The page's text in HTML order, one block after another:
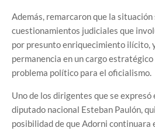
Además, remarcaron que la situación
cuestionamientos judiciales que
por presunto enriquecimiento ilícito,
permanencia en un cargo estratégico
problema político para el oficialismo.
Uno de los dirigentes que se expresó
diputado nacional Esteban Paulón,
posibilidad de que Adorni